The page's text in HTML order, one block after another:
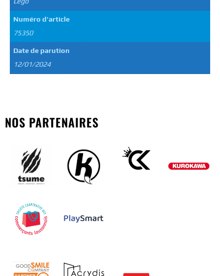
Numéro d'article
75350
Date de parution
12/01/2024
NOS PARTENAIRES